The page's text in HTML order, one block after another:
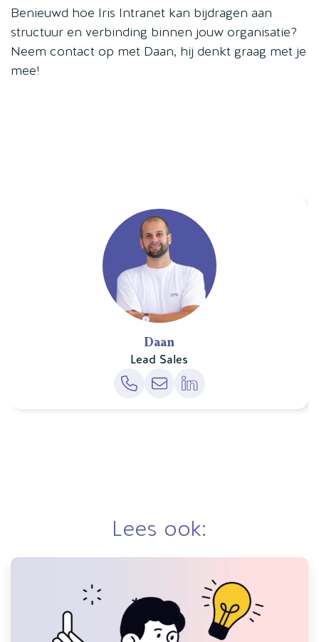
Benieuwd hoe Iris Intranet kan bijdragen aan
structuur en verbinding binnen jouw organisatie?
Neem contact op met Daan, hij denkt graag met je
mee!
Daan
Lead Sales
Lees ook: